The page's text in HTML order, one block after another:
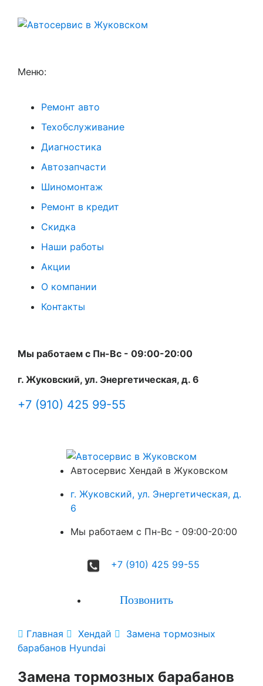
Меню:
Ремонт авто
Техобслуживание
Диагностика
Автозапчасти
Шиномонтаж
Ремонт в кредит
Скидка
Наши работы
Акции
О компании
Контакты
Мы работаем с Пн-Вc - 09:00-20:00
г. Жуковский, ул. Энергетическая, д. 6
+7 (910) 425 99-55
Автосервис Хендай в Жуковском
г. Жуковский, ул. Энергетическая, д.
6
Мы работаем с Пн-Вc - 09:00-20:00
+7 (910) 425 99-55
Позвонить
 Главная  Хендай 
Замена тормозных
барабанов Hyundai
Замена тормозных барабанов